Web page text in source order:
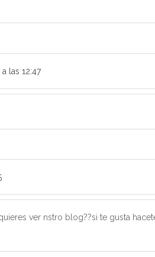
las 12:47
ver nstro blog??si te gusta